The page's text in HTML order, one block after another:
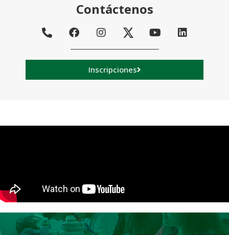
Contáctenos
Inscripciones